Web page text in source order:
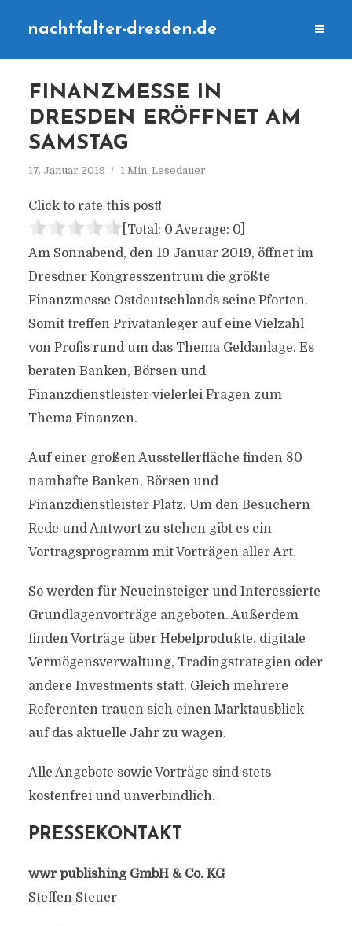
nachtfalter-dresden.de
FINANZMESSE IN
DRESDEN ERÖFFNET AM
SAMSTAG
17. Januar 2019 1 Min. Lesedauer
Click to rate this post!
[Total: 0 Average: 0]
Am Sonnabend, den 19 Januar 2019, öffnet im
Dresdner Kongresszentrum die größte
Finanzmesse Ostdeutschlands seine Pforten.
Somit treffen Privatanleger auf eine Vielzahl
von Profis rund um das Thema Geldanlage. Es
beraten Banken, Börsen und
Finanzdienstleister vielerlei Fragen zum
Thema Finanzen.
Auf einer großen Ausstellerfläche finden 80
namhafte Banken, Börsen und
Finanzdienstleister Platz. Um den Besuchern
Rede und Antwort zu stehen gibt es ein
Vortragsprogramm mit Vorträgen aller Art.
So werden für Neueinsteiger und Interessierte
Grundlagenvorträge angeboten. Außerdem
finden Vorträge über Hebelprodukte, digitale
Vermögensverwaltung, Tradingstrategien oder
andere Investments statt. Gleich mehrere
Referenten trauen sich einen Marktausblick
auf das aktuelle Jahr zu wagen.
Alle Angebote sowie Vorträge sind stets
kostenfrei und unverbindlich.
PRESSEKONTAKT
wwr publishing GmbH & Co. KG
Steffen Steuer